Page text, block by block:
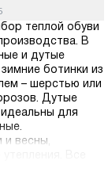
теплой обуви
В
и дутые
ботинки из
– шерстью или
Дутые
для
весны,
асфальте.